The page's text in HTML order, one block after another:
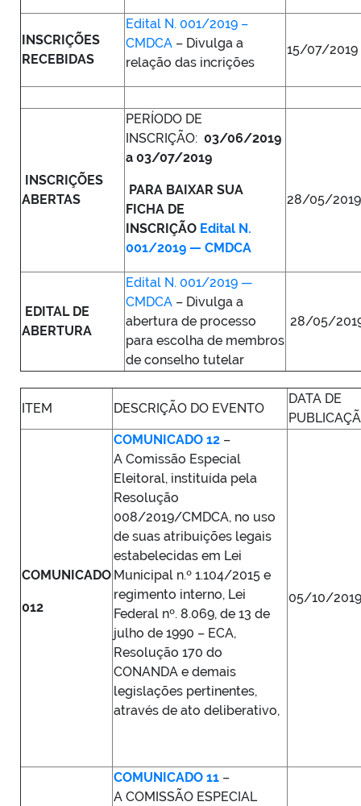
INSCRIÇÕES
RECEBIDAS
Edital N. 001/2019 –
CMDCA – Divulga a
relação das incrições
15/07/2019
INSCRIÇÕES
ABERTAS
PERÍODO DE
INSCRIÇÃO: 03/06/2019
a 03/07/2019
PARA BAIXAR SUA
FICHA DE
INSCRIÇÃO Edital N.
001/2019 — CMDCA
28/05/
EDITAL DE
ABERTURA
Edital N. 001/2019 —
CMDCA – Divulga a
abertura de processo
para escolha de membros
de conselho tutelar
28/05/
ITEM DESCRIÇÃO DO EVENTO
DATA DE
COMUNICADO
012
COMUNICADO 12 –
A Comissão Especial
Eleitoral, instituída pela
Resolução
008/2019/CMDCA, no uso
de suas atribuições legais
estabelecidas em Lei
Municipal n.º 1.104/2015 e
regimento interno, Lei
Federal nº. 8.069, de 13 de
julho de 1990 – ECA,
Resolução 170 do
CONANDA e demais
legislações pertinentes,
através de ato deliberativo,
05/10/2019
COMUNICADO 11 –
A COMISSÃO ESPECIAL